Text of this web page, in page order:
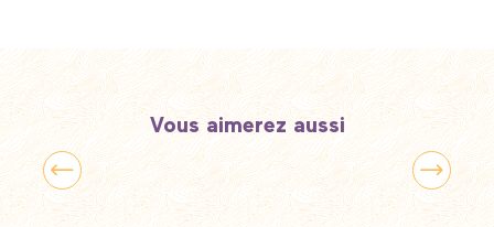
Vous aimerez aussi
Apprendre des noms d’oiseaux au Parc du
Marquenterre